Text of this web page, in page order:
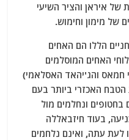
איראן והציר השיעי
מימון וחימוש.
הללו הם האחים
האחים המוסלמים
חמאס והג'יהאד האסלאמי)
הטבח האכזרי ביותר בעם
בחטופים ונחלמים מול
בעוד חיזבאללה
לעת עתה, ואינם נלחמים